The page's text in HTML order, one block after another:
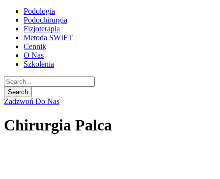
Podologia
Podochirurgia
Fizjoterapia
Metoda SWIFT
Cennik
O Nas
Szkolenia
Zadzwoń Do Nas
Chirurgia Palca